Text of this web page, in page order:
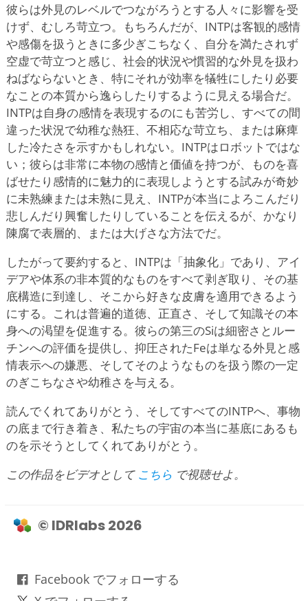
彼らは外見のレベルでつながろうとする人々に影響を受
けず、むしろ苛立つ。もちろんだが、INTPは客観的感情
や感傷を扱うときに多少ぎこちなく、自分を満たされず
空虚で苛立つと感じ、社会的状況や慣習的な外見を扱わ
ねばならないとき、特にそれが効率を犠牲にしたり必要
なことの本質から逸らしたりするように見える場合だ。
INTPは自身の感情を表現するのにも苦労し、すべての間
違った状況で幼稚な熱狂、不相応な苛立ち、または麻痺
した冷たさを示すかもしれない。INTPはロボットではな
い；彼らは非常に本物の感情と価値を持つが、ものを喜
ばせたり感情的に魅力的に表現しようとする試みが奇妙
に未熟練または未熟に見え、INTPが本当によろこんだり
悲しんだり興奮したりしていることを伝えるが、かなり
陳腐で表層的、または大げさな方法でだ。
したがって要約すると、INTPは「抽象化」であり、アイ
デアや体系の非本質的なものをすべて剥ぎ取り、その基
底構造に到達し、そこから好きな皮膚を適用できるよう
にする。これは普遍的道徳、正直さ、そして知識その本
身への渇望を促進する。彼らの第三のSiは細密さとルー
チンへの評価を提供し、抑圧されたFeは単なる外見と感
情表示への嫌悪、そしてそのようなものを扱う際の一定
のぎこちなさや幼稚さを与える。
読んでくれてありがとう、そしてすべてのINTPへ、事物
の底まで行き着き、私たちの宇宙の本当に基底にあるも
のを示そうとしてくれてありがとう。
この作品をビデオとして こちら で視聴せよ。
© IDRlabs 2026
Facebook でフォローする